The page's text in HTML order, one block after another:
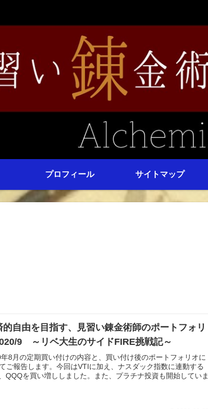
プロフィール サイトマップ
的自由を目指す、見習い錬金術師のポートフォリ
9 ～リベ大生のサイドFIRE挑戦記～
8月の定期買い付けの内容と、買い付け後のポートフォリオに
ご報告します。今回はVTIに加え、ナスダック指数に連動する
QQQを買い増ししました。また、プラチナ投資も開始していま